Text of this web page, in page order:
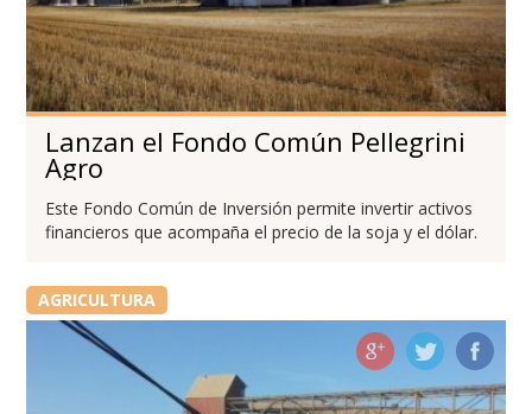
Lanzan el Fondo Común Pellegrini
Agro
Este Fondo Común de Inversión permite invertir activos
financieros que acompaña el precio de la soja y el dólar.
AGRICULTURA